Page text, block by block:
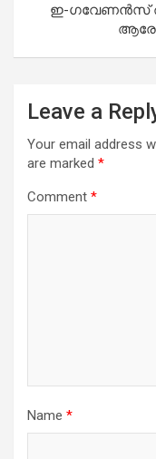
ഇ-ഗവേണന്‍സ്
Leave a
Your email address
are marked *
Comment *
Name *